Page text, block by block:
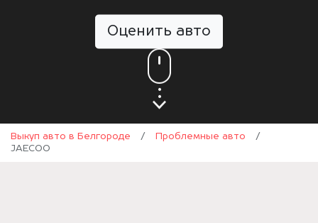
Оценить авто
Выкуп авто в Белгороде / Проблемные авто
/
JAECOO